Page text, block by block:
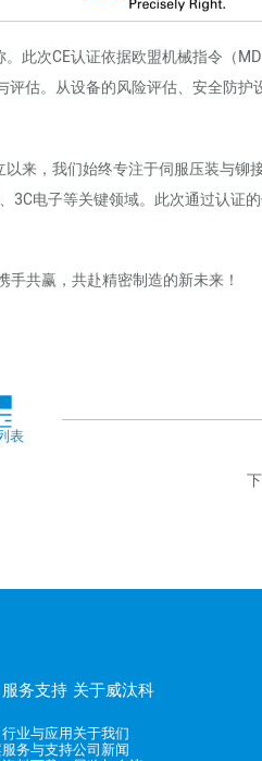
次CE认证依据欧盟机械指令（
估。从设备的风险评估、安全防
，我们始终专注于伺服压装与铆
电子等关键领域。此次通过认证
共赢，共赴精密制造的新未来！
表
服务支持
行业与应用
服务与支持
关于威汰科
关于我们
公司新闻